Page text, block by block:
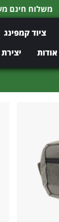
משלוח חינם מעל 150
ציוד קמפינג
אודות